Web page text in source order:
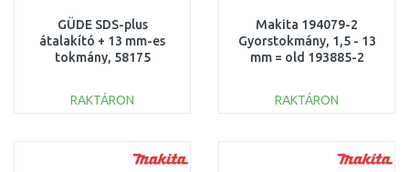
GÜDE SDS-plus
átalakító + 13 mm-es
tokmány, 58175
RAKTÁRON
Összehasonlítás
Makita 194079-2
Gyorstokmány, 1,5 - 13
mm = old 193885-2
RAKTÁRON
Összehasonlítás